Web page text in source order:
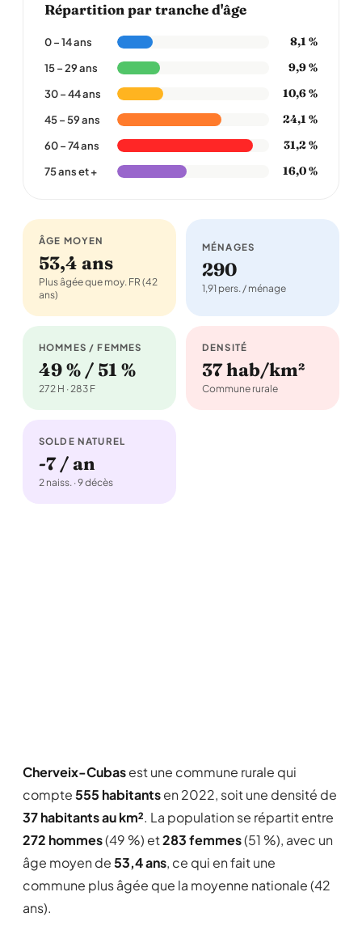
Répartition par tranche d'âge
0 – 14 ans 8,1 %
15 – 29 ans 9,9 %
30 – 44 ans 10,6 %
45 – 59 ans 24,1 %
60 – 74 ans 31,2 %
75 ans et + 16,0 %
ÂGE MOYEN
53,4 ans
Plus âgée que moy. FR (42
ans)
MÉNAGES
290
1,91 pers. / ménage
HOMMES / FEMMES
49 % / 51 %
272 H · 283 F
DENSITÉ
37 hab/km²
Commune rurale
SOLDE NATUREL
-7 / an
2 naiss. · 9 décès
Cherveix-Cubasest une commune rurale qui
compte555 habitantsen 2022, soit une densité de
37 habitants au km². La population se répartit entre
272 hommes(49 %) et283 femmes(51 %), avec un
âge moyen de53,4 ans, ce qui en fait une
commune plus âgée que la moyenne nationale (42
ans).